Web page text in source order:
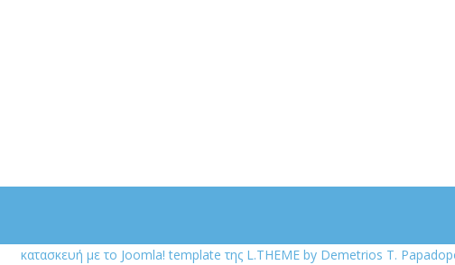
κατασκευή με το Joomla! template της L.THEME by Demetrios T.